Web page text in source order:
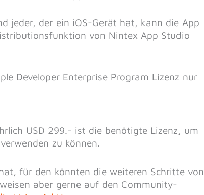
jeder, der ein iOS-Gerät hat, kann die App
von Nintex App Studio
Developer Enterprise Program Lizenz nur
USD 299.- ist die benötigte Lizenz, um
zu können.
für den könnten die weiteren Schritte von
aber gerne auf den Community-